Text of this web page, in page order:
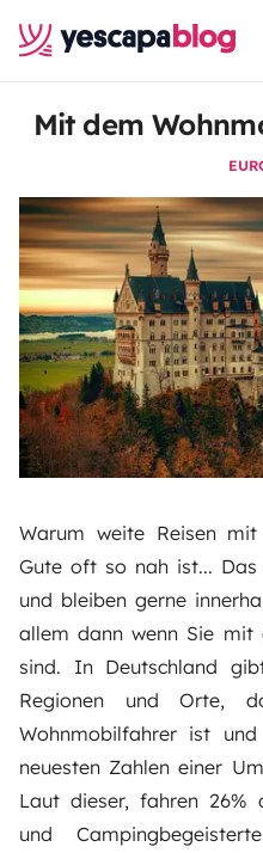
Mit dem
Warum weite Reisen
Gute oft so nah ist... Das
und bleiben gerne
allem dann wenn Sie mit
sind. In Deutschland
Regionen und Orte,
Wohnmobilfahrer ist
neuesten Zahlen einer
Laut dieser, fahren 26%
und